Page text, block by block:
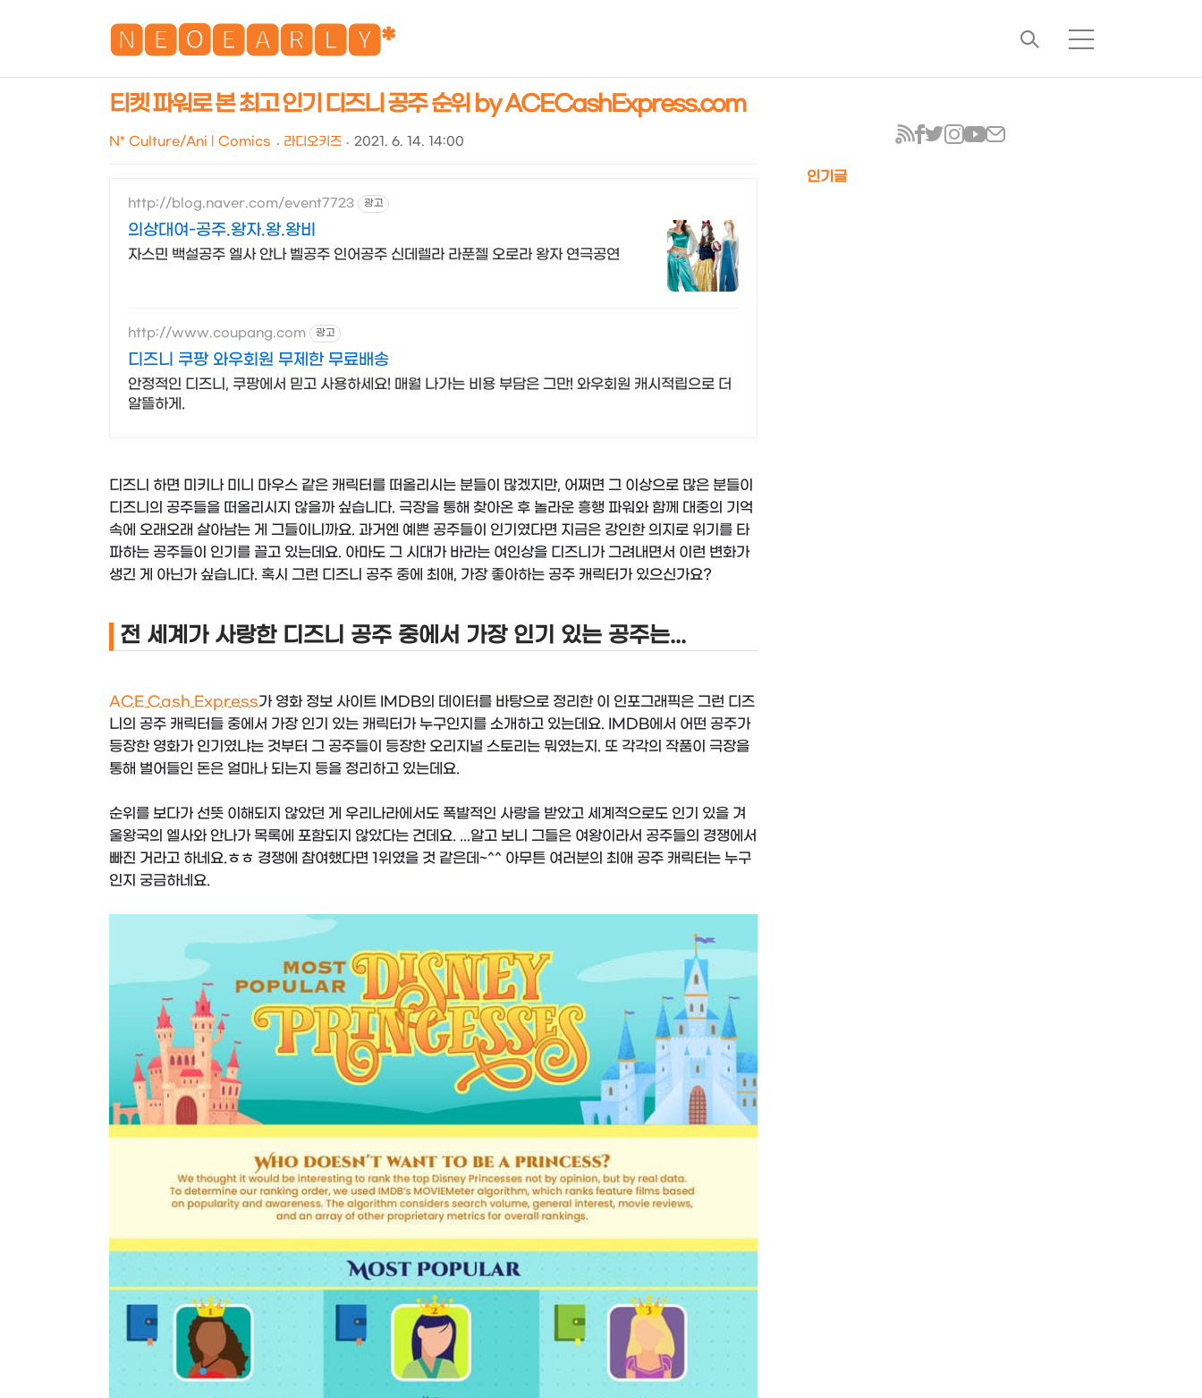
🅽🅴🅾🅴🅰🆁🅻🆈*NEOEARLY*
검
메
티켓 파워로 본 최고 인기 디즈니 공주 순위 by ACECashExpress.com
N* Culture/Ani | Comics 라디오키즈 2021. 6. 14. 14:00
http://blog.naver.com/event7723 광고
의상대여-공주.왕자.왕.왕비
자스민 백설공주 엘사 안나 벨공주 인어공주 신데렐라 라푼젤 오로라 왕자 연극공연
http://www.coupang.com 광고
디즈니 쿠팡 와우회원 무제한 무료배송
안정적인 디즈니, 쿠팡에서 믿고 사용하세요! 매월 나가는 비용 부담은 그만! 와우회원 캐시적립으로 더
알뜰하게.
디즈니 하면 미키나 미니 마우스 같은 캐릭터를 떠올리시는 분들이 많겠지만, 어쩌면 그 이상으로 많은 분들이
디즈니의 공주들을 떠올리시지 않을까 싶습니다. 극장을 통해 찾아온 후 놀라운 흥행 파워와 함께 대중의 기억
속에 오래오래 살아남는 게 그들이니까요. 과거엔 예쁜 공주들이 인기였다면 지금은 강인한 의지로 위기를 타
파하는 공주들이 인기를 끌고 있는데요. 아마도 그 시대가 바라는 여인상을 디즈니가 그려내면서 이런 변화가
생긴 게 아닌가 싶습니다. 혹시 그런 디즈니 공주 중에 최애, 가장 좋아하는 공주 캐릭터가 있으신가요?
전 세계가 사랑한 디즈니 공주 중에서 가장 인기 있는 공주는...
ACE Cash Express가 영화 정보 사이트 IMDB의 데이터를 바탕으로 정리한 이 인포그래픽은 그런 디즈
니의 공주 캐릭터들 중에서 가장 인기 있는 캐릭터가 누구인지를 소개하고 있는데요. IMDB에서 어떤 공주가
등장한 영화가 인기였냐는 것부터 그 공주들이 등장한 오리지널 스토리는 뭐였는지. 또 각각의 작품이 극장을
통해 벌어들인 돈은 얼마나 되는지 등을 정리하고 있는데요.
순위를 보다가 선뜻 이해되지 않았던 게 우리나라에서도 폭발적인 사랑을 받았고 세계적으로도 인기 있을 겨
울왕국의 엘사와 안나가 목록에 포함되지 않았다는 건데요. ...알고 보니 그들은 여왕이라서 공주들의 경쟁에서
빠진 거라고 하네요.ㅎㅎ 경쟁에 참여했다면 1위였을 것 같은데~^^ 아무튼 여러분의 최애 공주 캐릭터는 누구
인지 궁금하네요.
인기글